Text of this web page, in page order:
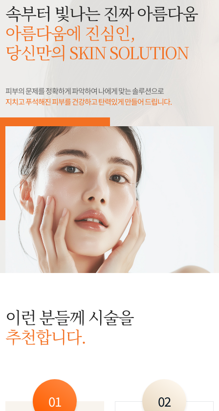
속부터 빛나는 진짜 아름다움
아름다움에 진심인,
당신만의 SKIN SOLUTION
피부의 문제를 정확하게 파악하여 나에게 맞는 솔루션으로
지치고 푸석해진 피부를 건강하고 탄력있게 만들어 드립니다.
이런 분들께 시술을
추천합니다.
01 02